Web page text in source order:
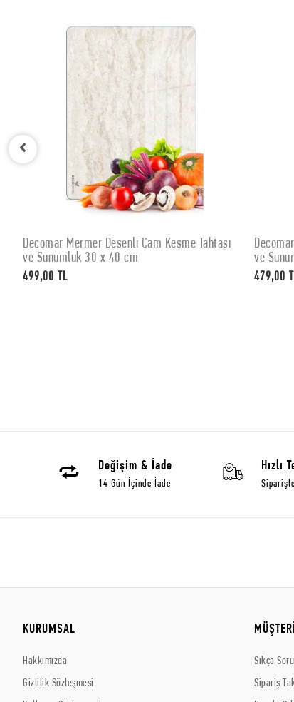
SEPETE EKLE
Decomar Mermer Desenli Cam Kesme Tahtası
ve Sunumluk 30 x 40 cm
499,00 TL
ve
479,00
Değişim & İade
14 Gün İçinde İade
Hızlı
KURUMSAL
Hakkımızda
Gizlilik Sözleşmesi
Sıkça
Sipariş